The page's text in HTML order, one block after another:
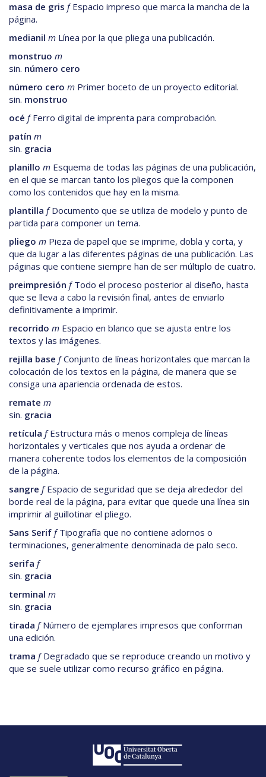
masa de gris fEspacio impreso que marca la mancha de la
página.
medianil m Línea por la que pliega una publicación.
monstruo m
sin. número cero
número cero m Primer boceto de un proyecto editorial.
sin. monstruo
océ fFerro digital de imprenta para comprobación.
patín m
sin. gracia
planillo m Esquema de todas las páginas de una publicación,
en el que se marcan tanto los pliegos que la componen
como los contenidos que hay en la misma.
plantilla fDocumento que se utiliza de modelo y punto de
partida para componer un tema.
pliego m Pieza de papel que se imprime, dobla y corta, y
que da lugar a las diferentes páginas de una publicación. Las
páginas que contiene siempre han de ser múltiplo de cuatro.
preimpresión fTodo el proceso posterior al diseño, hasta
que se lleva a cabo la revisión final, antes de enviarlo
definitivamente a imprimir.
recorrido m Espacio en blanco que se ajusta entre los
textos y las imágenes.
rejilla base fConjunto de líneas horizontales que marcan la
colocación de los textos en la página, de manera que se
consiga una apariencia ordenada de estos.
remate m
sin. gracia
retícula fEstructura más o menos compleja de líneas
horizontales y verticales que nos ayuda a ordenar de
manera coherente todos los elementos de la composición
de la página.
sangre fEspacio de seguridad que se deja alrededor del
borde real de la página, para evitar que quede una línea sin
imprimir al guillotinar el pliego.
Sans Serif fTipografía que no contiene adornos o
terminaciones, generalmente denominada de palo seco.
serifa f
sin. gracia
terminal m
sin. gracia
tirada fNúmero de ejemplares impresos que conforman
una edición.
trama fDegradado que se reproduce creando un motivo y
que se suele utilizar como recurso gráfico en página.